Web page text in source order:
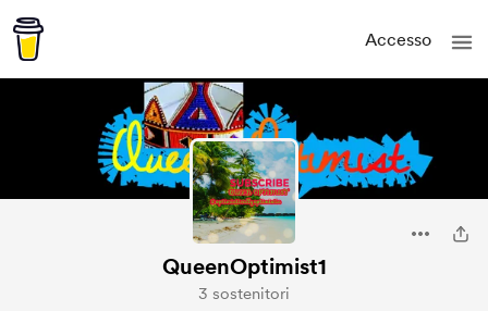
Accesso
QueenOptimist1
3 sostenitori